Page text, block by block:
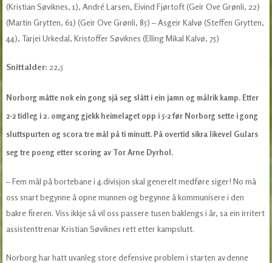
(Kristian Søviknes, 1), André Larsen, Eivind Fjørtoft (Geir Ove Grønli, 22)
(Martin Grytten, 61) (Geir Ove Grønli, 85) – Asgeir Kalvø (Steffen Grytten,
44), Tarjei Urkedal, Kristoffer Søviknes (Elling Mikal Kalvø, 75)
Snittalder: 22,5
Norborg måtte nok ein gong sjå seg slått i ein jamn og målrik kamp. Etter
2-2 tidleg i 2. omgang gjekk heimelaget opp i 5-2 før Norborg sette i gong
sluttspurten og scora tre mål på ti minutt. På overtid sikra likevel Gulars
seg tre poeng etter scoring av Tor Arne Dyrhol.
– Fem mål på bortebane i 4.divisjon skal generelt medføre siger! No må
oss snart begynne å opne munnen og begynne å kommunisere i den
bakre fireren. Viss ikkje så vil oss passere tusen baklengs i år, sa ein irritert
assistenttrenar Kristian Søviknes rett etter kampslutt.
Norborg har hatt uvanleg store defensive problem i starten av denne